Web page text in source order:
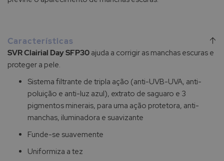
Características
SVR Clairial Day SFP30 ajuda a corrigir as manchas escuras e
proteger a pele.
Sistema filtrante de tripla ação (anti-UVB-UVA, anti-
poluição e anti-luz azul), extrato de saguaro e 3
pigmentos minerais, para uma ação protetora, anti-
manchas, iluminadora e suavizante
Funde-se suavemente
Uniformiza a tez